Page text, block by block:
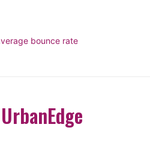
bounce rate